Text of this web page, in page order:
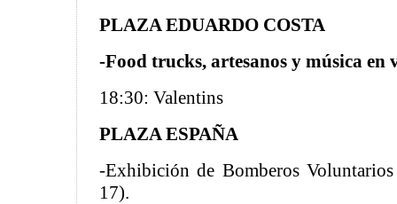
PLAZA EDUARDO COSTA
-Food trucks, artesanos y música en
18:30: Valentins
PLAZA ESPAÑA
-Exhibición de Bomberos
17).